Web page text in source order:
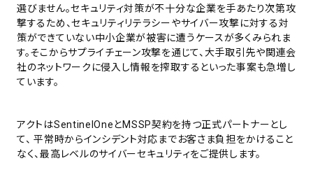
選びません。セキュリティ対策が不十分な企業を手あたり次第攻
撃するため、セキュリティリテラシーやサイバー攻撃に対する対
策ができていない中小企業が被害に遭うケースが多くみられま
す。そこからサプライチェーン攻撃を通じて、大手取引先や関連会
社のネットワークに侵入し情報を搾取するといった事案も急増し
ています。
アクトはSentinelOneとMSSP契約を持つ正式パートナーとし
て、 平常時からインシデント対応までお客さま負担をかけること
なく、最高レベルのサイバーセキュリティをご提供します。